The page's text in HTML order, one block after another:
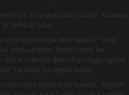
ya ini pakai body-lotion” katanya
tempat tidur.
hanya tertinggal K*tang
menuangkan body-lotion ke
mulai memijit daerah punggungnya.
tanyaku berlagak polos.
dari atas sampai ke bawah. Bagian